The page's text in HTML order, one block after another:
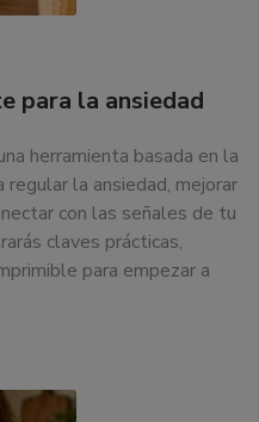
para la ansiedad
herramienta basada en la
la ansiedad, mejorar
con las señales de tu
claves prácticas,
para empezar a